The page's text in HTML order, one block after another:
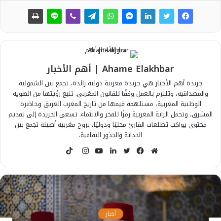
Ahame Elakhbar | أهم الأخبار
جريدة أهم الأخبار هي جريدة مغربية دولية رائدة، تجمع بين الشمولية
والمصداقية، وتلتزم بالعمل وفقًا للقانون المغربي. تنبع رؤيتها من الهوية
الوطنية المغربية، مستلهمة قيمها من تاريخ المغرب العريق وحاضره
المشرق، وتحمل الراية المغربية رمزًا للفخر والانتماء. تسعى الجريدة إلى تقديم
محتوى يواكب تطلعات القارئ محليًا ودوليًا، بروح مغربية أصيلة تجمع بين
الحداثة والجذور الثقافية.
م
و
ق
ع
ف
ي
س
ب
و
ت
و
ت
ر
ل
ي
ن
ك
د
ي
و
ا
ن
س
ت
ق
k
T
o
k
أخبار